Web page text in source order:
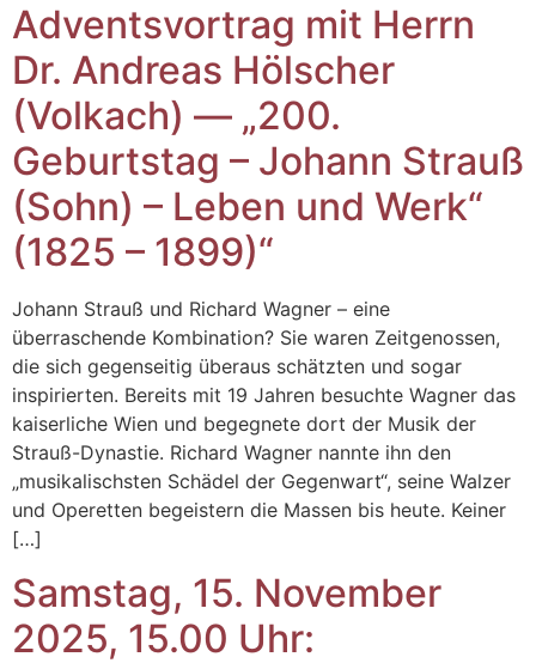
Adventsvortrag mit Herrn
Dr. Andreas Hölscher
(Volkach) — „200.
Geburtstag – Johann Strauß
(Sohn) – Leben und Werk“
(1825 – 1899)“
Johann Strauß und Richard Wagner – eine
überraschende Kombination? Sie waren Zeitgenossen,
die sich gegenseitig überaus schätzten und sogar
inspirierten. Bereits mit 19 Jahren besuchte Wagner das
kaiserliche Wien und begegnete dort der Musik der
Strauß-Dynastie. Richard Wagner nannte ihn den
„musikalischsten Schädel der Gegenwart“, seine Walzer
und Operetten begeistern die Massen bis heute. Keiner
[…]
Samstag, 15. November
2025, 15.00 Uhr: